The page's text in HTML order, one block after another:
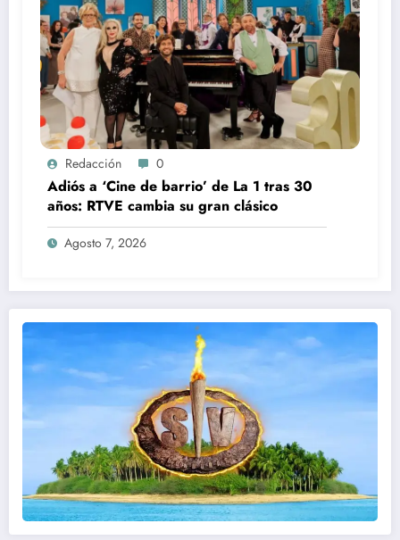
Redacción 0
Adiós a ‘Cine de barrio’ de La 1 tras 30
años: RTVE cambia su gran clásico
Agosto 7, 2026